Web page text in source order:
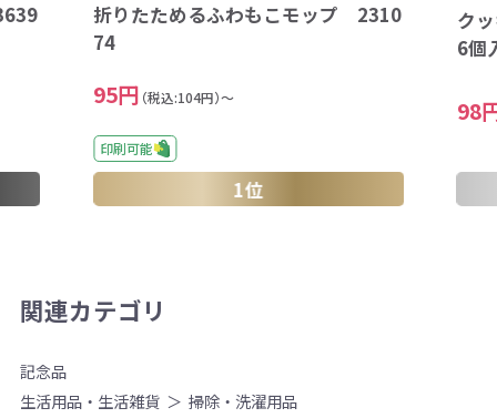
折りたためるふわもこモップ 2310
74
95円 （税込:104円）～
印刷可能
1位
ク
6個
98
関連カテゴリ
記念品
生活用品・生活雑貨
掃除・洗濯用品